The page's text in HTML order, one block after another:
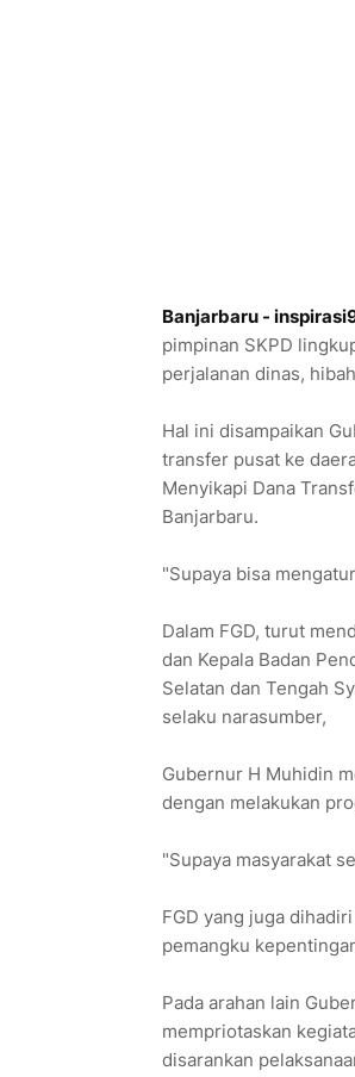
Banjarbaru -
pimpinan SKPD
perjalanan dinas,
Hal ini disampaikan
transfer pusat ke
Menyikapi Dana
Banjarbaru.
"Supaya bisa
Dalam FGD, turut
dan Kepala Badan
Selatan dan Tengah
selaku narasumber,
Gubernur H Muhidin
dengan melakukan
"Supaya masyarakat
FGD yang juga
pemangku
Pada arahan lain
mempriotaskan
disarankan